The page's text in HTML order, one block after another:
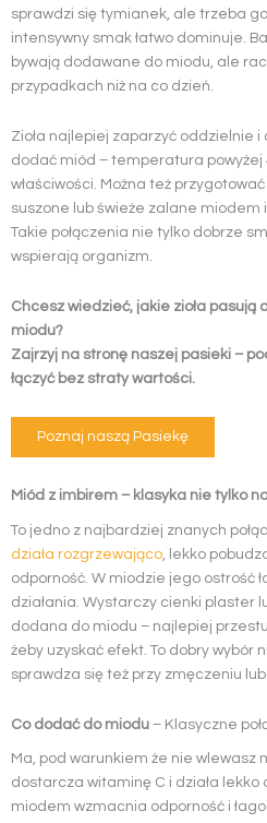
sprawdzi się tymianek, ale trzeba
intensywny smak łatwo dominuje.
bywają dodawane do miodu, ale
przypadkach niż na co dzień.
Zioła najlepiej zaparzyć oddzielnie
dodać miód – temperatura powyżej
właściwości. Można też
suszone lub świeże zalane miodem
Takie połączenia nie tylko dobrze
wspierają organizm.
Chcesz wiedzieć, jakie zioła
miodu?
Zajrzyj na stronę naszej pasieki –
łączyć bez straty wartości.
Poznaj naszą Pasiekę
Miód z imbirem – klasyka nie tylko
To jedno z najbardziej znanych
działa rozgrzewająco , lekko
odporność. W miodzie jego ostrość
działania. Wystarczy cienki plaster
dodana do miodu – najlepiej
żeby uzyskać efekt. To dobry wybór
sprawdza się też przy zmęczeniu lub
Co dodać do miodu – Klasyczne
Ma, pod warunkiem że nie wlewasz
dostarcza witaminę C i działa lekko
miodem wzmacnia odporność i